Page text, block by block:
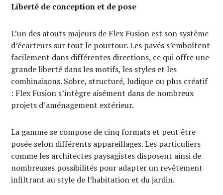
Liberté de conception et de pose
L’un des atouts majeurs de Flex Fusion est son système
d’écarteurs sur tout le pourtour. Les pavés s’emboîtent
facilement dans différentes directions, ce qui offre une
grande liberté dans les motifs, les styles et les
combinaisons. Sobre, structuré, ludique ou plus créatif
: Flex Fusion s’intègre aisément dans de nombreux
projets d’aménagement extérieur.
La gamme se compose de cinq formats et peut être
posée selon différents appareillages. Les particuliers
comme les architectes paysagistes disposent ainsi de
nombreuses possibilités pour adapter un revêtement
infiltrant au style de l’habitation et du jardin.